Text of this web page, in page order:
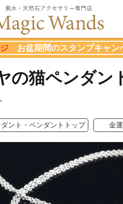
お盆期間のスタンプキャン
の猫ペンダン
ント・ペンダントトップ 金運